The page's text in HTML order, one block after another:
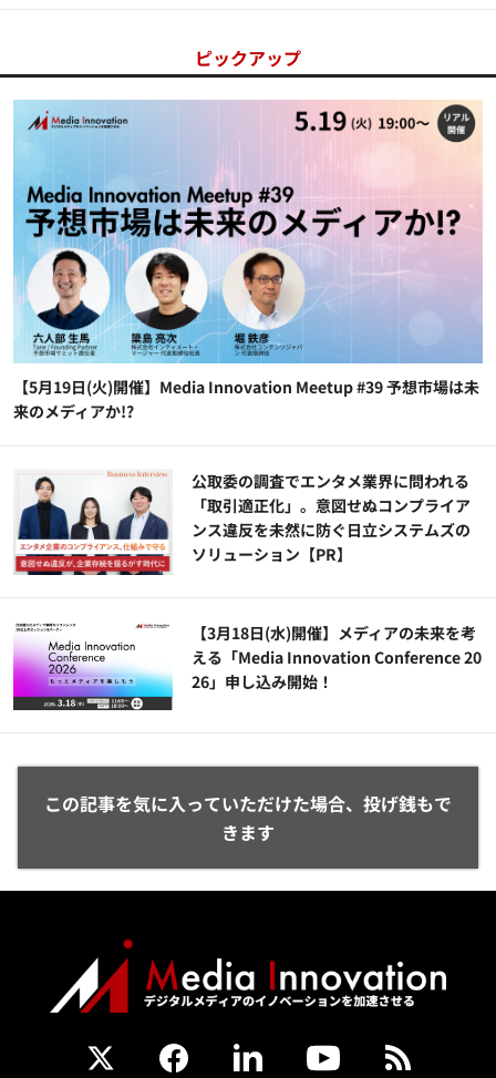
ピックアップ
【5月19日(火)開催】Media Innovation Meetup #39 予想市場は未
来のメディアか!?
公​​取委の調査でエンタメ業界に問われる
「取引適正化」。意図せぬコンプライア
ンス違反を未然に防ぐ日立システムズの
ソリューション​【PR】
【3月18日(水)開催】メディアの未来を考
える「Media Innovation Conference 20
26」申し込み開始！
この記事を気に入っていただけた場合、投げ銭もで
きます